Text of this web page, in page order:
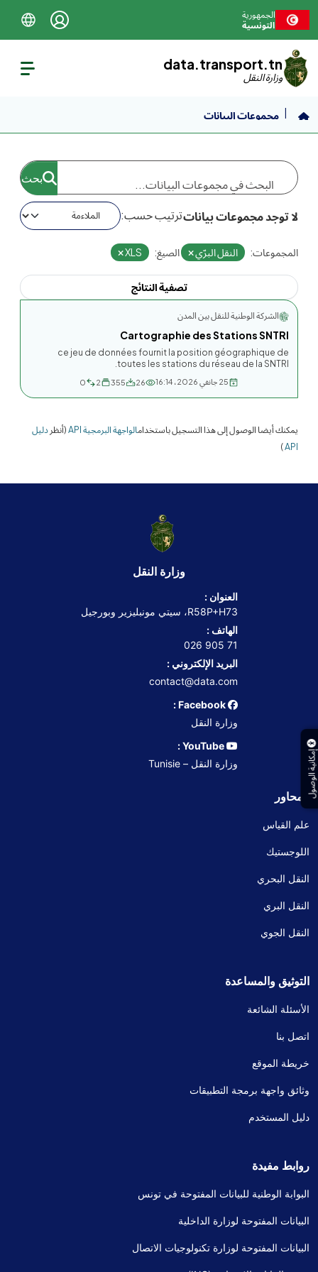
إمكانية الوصول
انتقل إلى المحتوى الرئيسي
الجمهورية
التونسية
data.transport.tn
وزارة النقل
مجموعات البيانات
ترتيب حسبلا توجد مجموعات بيانات
المجموعات: النقل البرّي الصيغ: XLS
تصفية النتائج
الشركة الوطنية للنقل بين المدن
Cartographie des Stations SNTRI
ce jeu de données fournit la position géographique de
toutes les stations du réseau de la SNTRI.
25 جانفي 2026، 16:14 26
355
2
0
يمكنك أيضا الوصول إلى هذا التسجيل باستخدامالواجهة البرمجية API (أنظر دليل
API
)
وزارة النقل
العنوان :
R58P+H73، سيتي مونبليزير وبورجيل
الهاتف :
71 905 026
البريد الإلكتروني :
contact@data.com
Facebook :
وزارة النقل
YouTube :
وزارة النقل – Tunisie
المحاور
علم القياس
اللوجستيك
النقل البحري
النقل البري
النقل الجوي
التوثيق والمساعدة
الأسئلة الشائعة
اتصل بنا
خريطة الموقع
وثائق واجهة برمجة التطبيقات
دليل المستخدم
روابط مفيدة
البوابة الوطنية للبيانات المفتوحة في تونس
البيانات المفتوحة لوزارة الداخلية
البيانات المفتوحة لوزارة تكنولوجيات الاتصال